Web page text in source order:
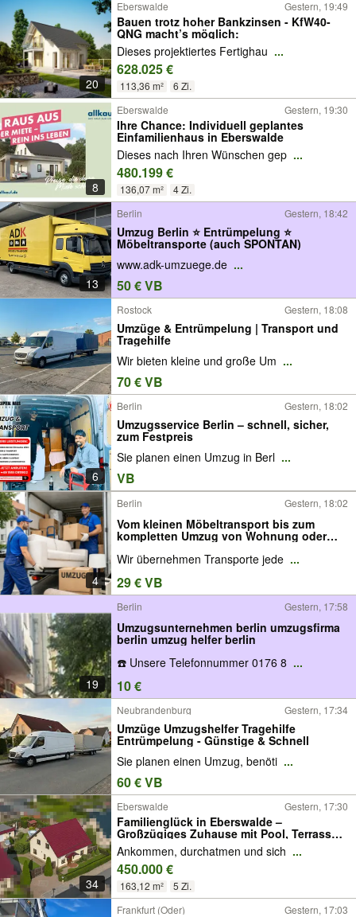
20
Eberswalde Gestern, 19:49
Bauen trotz hoher Bankzinsen - KfW40-
QNG macht’s möglich:
Dieses projektiertes Fertighau ...
628.025 €
113,36 m² 6 Zi.
8
Eberswalde Gestern, 19:30
Ihre Chance: Individuell geplantes
Einfamilienhaus in Eberswalde
Dieses nach Ihren Wünschen gep ...
480.199 €
136,07 m² 4 Zi.
13
Berlin Gestern, 18:42
Umzug Berlin ⭐ Entrümpelung ⭐
Möbeltransporte (auch SPONTAN)
www.adk-umzuege.de ...
50 € VB
Rostock Gestern, 18:08
Umzüge & Entrümpelung | Transport und
Tragehilfe
Wir bieten kleine und große Um ...
70 € VB
6
Berlin Gestern, 18:02
Umzugsservice Berlin – schnell, sicher,
zum Festpreis
Sie planen einen Umzug in Berl ...
VB
4
Berlin Gestern, 18:02
Vom kleinen Möbeltransport bis zum
kompletten Umzug von Wohnung oder
Haus
Wir übernehmen Transporte jede ...
29 € VB
19
Berlin Gestern, 17:58
Umzugsunternehmen berlin umzugsfirma
berlin umzug helfer berlin
☎️ Unsere Telefonnummer 0176 8 ...
10 €
Neubrandenburg Gestern, 17:34
Umzüge Umzugshelfer Tragehilfe
Entrümpelung - Günstige & Schnell
Sie planen einen Umzug, benöti ...
60 € VB
34
Eberswalde Gestern, 17:30
Familienglück in Eberswalde –
Großzügiges Zuhause mit Pool, Terrasse
und viel Platz zur Entfaltung
Ankommen, durchatmen und sich ...
450.000 €
163,12 m² 5 Zi.
Frankfurt (Oder) Gestern, 17:03